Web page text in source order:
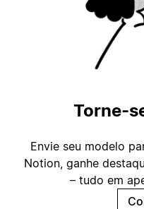
Torne-
Envie seu modelo
Notion, ganhe
– tudo em